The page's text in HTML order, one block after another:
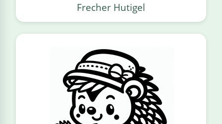
Frecher Hutigel